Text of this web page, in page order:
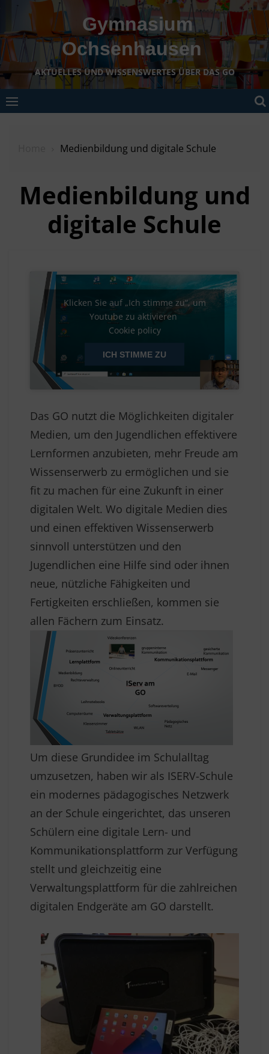
Skip
content
Gymnasium
Ochsenhausen
AKTUELLES UND WISSENSWERTES ÜBER DAS GO
Medienbildung und digitale Schule
Medienbildung und
digitale Schule
Klicken Sie auf „Ich stimme zu“, um
Youtube zu aktivieren
Cookie policy
ICH STIMME ZU
Das GO nutzt die Möglichkeiten digitaler
Medien, um den Jugendlichen effektivere
Lernformen anzubieten, mehr Freude am
Wissenserwerb zu ermöglichen und sie
fit zu machen für eine Zukunft in einer
digitalen Welt. Wo digitale Medien dies
und einen effektiven Wissenserwerb
sinnvoll unterstützen und den
Jugendlichen eine Hilfe sind oder ihnen
neue, nützliche Fähigkeiten und
Fertigkeiten erschließen, kommen sie
allen Fächern zum Einsatz.
Um diese Grundidee im Schulalltag
umzusetzen, haben wir als ISERV-Schule
ein modernes pädagogisches Netzwerk
an der Schule eingerichtet, das unseren
Schülern eine digitale Lern- und
Kommunikationsplattform zur Verfügung
stellt und gleichzeitig eine
Verwaltungsplattform für die zahlreichen
digitalen Endgeräte am GO darstellt.